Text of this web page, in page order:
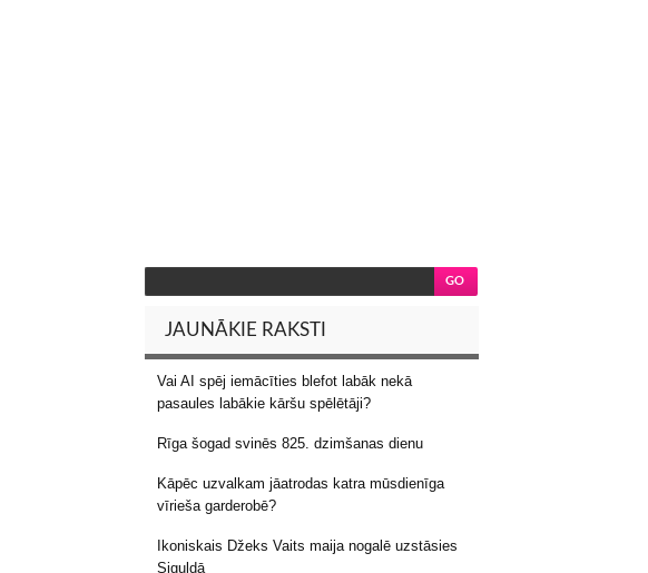
JAUNĀKIE RAKSTI
Vai AI spēj iemācīties blefot labāk nekā
pasaules labākie kāršu spēlētāji?
Rīga šogad svinēs 825. dzimšanas dienu
Kāpēc uzvalkam jāatrodas katra mūsdienīga
vīrieša garderobē?
Ikoniskais Džeks Vaits maija nogalē uzstāsies
Siguldā